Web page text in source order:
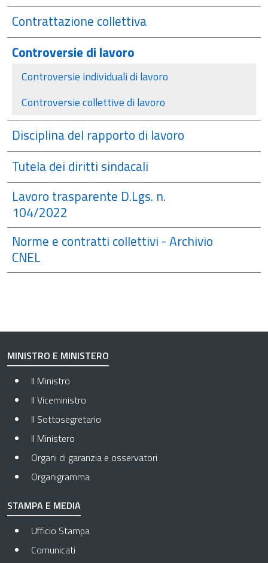
Contrattazione collettiva
Controversie di lavoro
Controversie individuali di lavoro
Controversie collettive di lavoro
Disciplina del rapporto di lavoro
Tutela dei diritti sindacali
Lavoro trasparente D.Lgs. n.
104/2022
Norme e contratti collettivi - Archivio
CNEL
MINISTRO E MINISTERO
Il Ministro
Il Viceministro
Il Sottosegretario
Il Ministero
Organi di garanzia e osservatori
Organigramma
STAMPA E MEDIA
Ufficio Stampa
Comunicati